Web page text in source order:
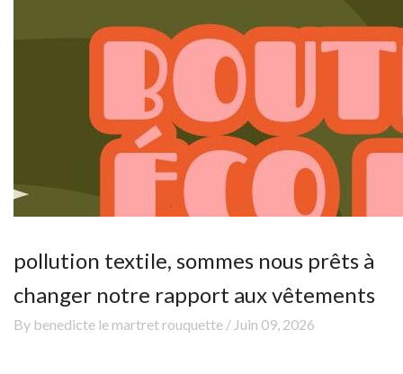
pollution textile, sommes nous prêts à
changer notre rapport aux vêtements
By benedicte le martret rouquette / Juin 09, 2026